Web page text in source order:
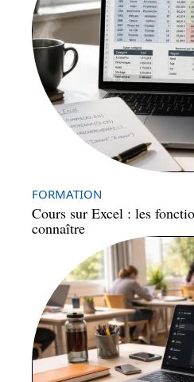
FORMATION
Cours sur Excel : les
connaître